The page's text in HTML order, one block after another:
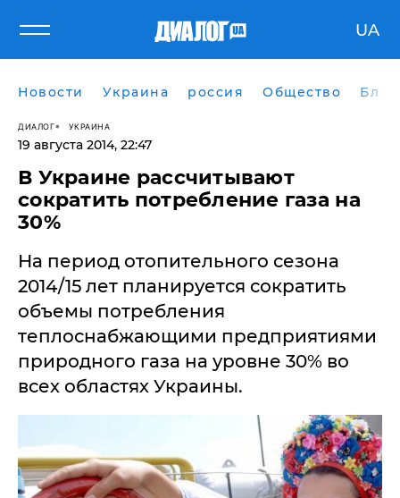
UA
Новости Украина россия Общество
ДИАЛОГ УКРАИНА
19 августа 2014, 22:47
В Украине рассчитывают
сократить потребление газа на
30%
На период отопительного сезона
2014/15 лет планируется сократить
объемы потребления
теплоснабжающими предприятиями
природного газа на уровне 30% во
всех областях Украины.